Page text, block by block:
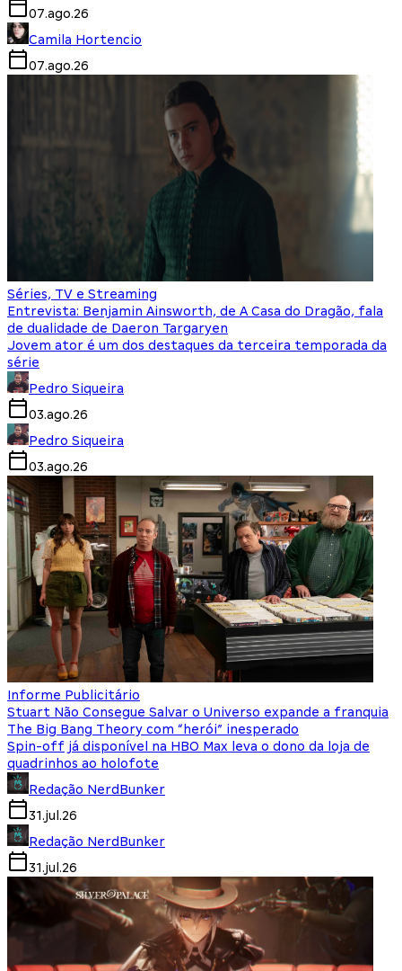
07.ago.26
Camila Hortencio
07.ago.26
Séries, TV e Streaming
Entrevista: Benjamin Ainsworth, de A Casa do Dragão, fala
de dualidade de Daeron Targaryen
Jovem ator é um dos destaques da terceira temporada da
série
Pedro Siqueira
03.ago.26
Pedro Siqueira
03.ago.26
Informe Publicitário
Stuart Não Consegue Salvar o Universo expande a franquia
The Big Bang Theory com “herói” inesperado
Spin-off já disponível na HBO Max leva o dono da loja de
quadrinhos ao holofote
Redação NerdBunker
31.jul.26
Redação NerdBunker
31.jul.26